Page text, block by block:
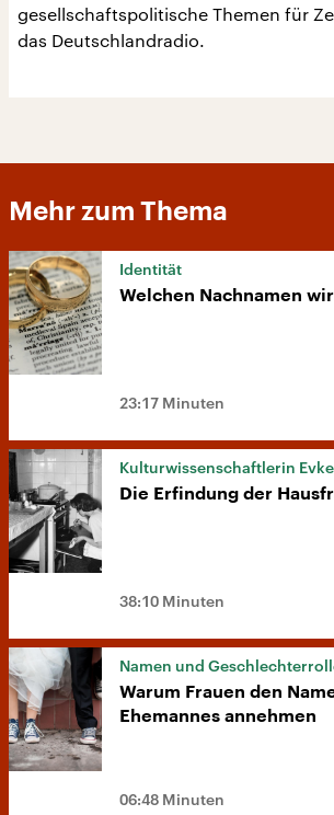
gesellschaftspolitische Themen für
das Deutschlandradio.
Mehr zum Thema
Identität
Welchen Nachnamen
23:17 Minuten
Kulturwissenschaftlerin
Die Erfindung der
38:10 Minuten
Namen und
Warum Frauen den
Ehemannes annehmen
06:48 Minuten